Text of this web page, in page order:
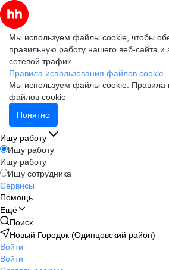
Мы используем файлы cookie, чтобы
правильную работу нашего веб-сайта и
сетевой трафик.
Правила использования файлов cookie
Мы используем файлы cookie. Правила
файлов cookie
Понятно
Ищу работу
Ищу работу
Ищу работу
Ищу сотрудника
Сервисы
Помощь
Ещё
Поиск
Новый Городок (Одинцовский район)
Войти
Войти